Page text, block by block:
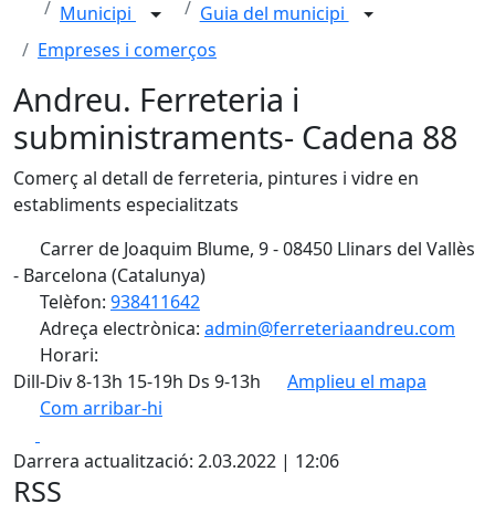
Municipi
Guia del municipi
Empreses i comerços
Andreu. Ferreteria i
subministraments- Cadena 88
Comerç al detall de ferreteria, pintures i vidre en
establiments especialitzats
Carrer de Joaquim Blume, 9 - 08450 Llinars del Vallès
- Barcelona (Catalunya)
Telèfon: 938411642
Adreça electrònica: admin@ferreteriaandreu.com
Horari:
Dill-Div 8-13h 15-19h Ds 9-13h
Amplieu el mapa
Com arribar-hi
+
−
Darrera actualització: 2.03.2022 | 12:06
RSS